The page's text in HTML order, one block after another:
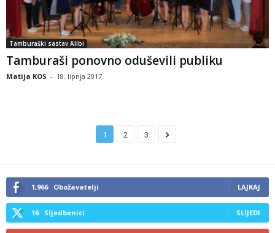
Tamburaški sastav Alibi
Tamburaši ponovno oduševili publiku
Matija KOS - 18. lipnja 2017.
1 2 3
1,966 Obožavatelji LAJKAJ
16 Sljedbenici SLIJEDI